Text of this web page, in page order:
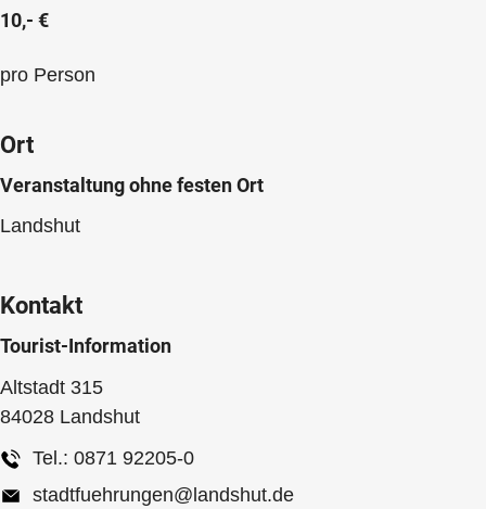
10,- €
pro Person
Ort
Veranstaltung ohne festen Ort
Landshut
Kontakt
Tourist-Information
Altstadt 315
84028 Landshut
Tel.: 0871 92205-0
stadtfuehrungen@landshut.de